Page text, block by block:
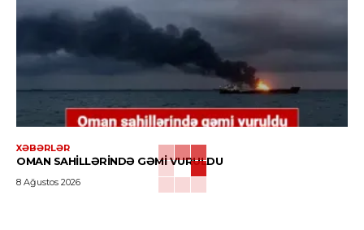
XƏBƏRLƏR
OMAN SAHILLƏRINDƏ GƏMI VURULDU
8 Ağustos 2026